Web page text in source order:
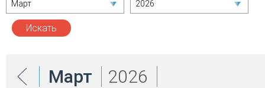
Март 2026
Март 2026